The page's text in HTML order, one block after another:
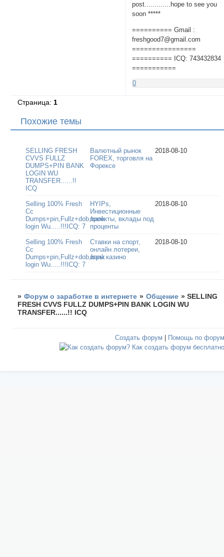
post.............hope to see you
soon *****
========== Gmail :
freshgood7@gmail.com
================
========== ICQ: 743432834
===========
0
Страница:1
Похожие темы
SELLING FRESH
CVVS FULLZ
DUMPS+PIN BANK
LOGIN WU
TRANSFER......!!
ICQ
Валютный рынок
FOREX, торговля на
Форексе
2018-08-10
Selling 100% Fresh
Cc
Dumps+pin,Fullz+dob,bank
login Wu.....!!!ICQ: 7
HYIPs,
Инвестиционные
проекты, вклады под
проценты
2018-08-10
Selling 100% Fresh
Cc
Dumps+pin,Fullz+dob,bank
login Wu.....!!!ICQ: 7
Ставки на спорт,
онлайн лотереи,
игры казино
2018-08-10
» Форум о заработке в интернете » Общение »SELLING
FRESH CVVS FULLZ DUMPS+PIN BANK LOGIN WU
TRANSFER......!! ICQ
Создать форум Помощь по